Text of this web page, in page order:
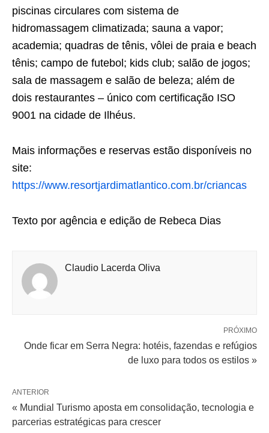
piscinas circulares com sistema de
hidromassagem climatizada; sauna a vapor;
academia; quadras de tênis, vôlei de praia e beach
tênis; campo de futebol; kids club; salão de jogos;
sala de massagem e salão de beleza; além de
dois restaurantes – único com certificação ISO
9001 na cidade de Ilhéus.
Mais informações e reservas estão disponíveis no
site:
https://www.resortjardimatlantico.com.br/criancas
Texto por agência e edição de Rebeca Dias
Claudio Lacerda Oliva
PRÓXIMO
Onde ficar em Serra Negra: hotéis, fazendas e refúgios
de luxo para todos os estilos »
ANTERIOR
« Mundial Turismo aposta em consolidação, tecnologia e
parcerias estratégicas para crescer